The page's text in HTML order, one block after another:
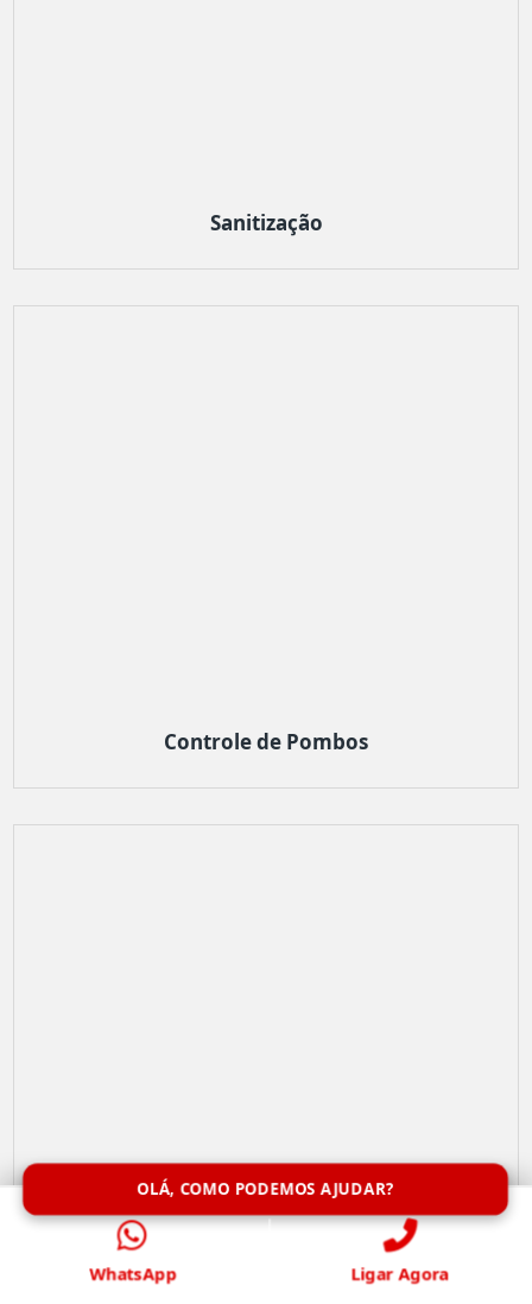
Sanitização
Controle de Pombos
OLÁ, COMO PODEMOS AJUDAR?
WhatsApp Ligar Agora